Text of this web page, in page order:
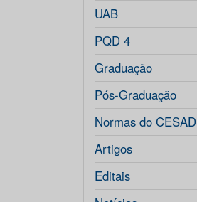
UAB
PQD 4
Graduação
Pós-Graduação
Normas do CESAD
Artigos
Editais